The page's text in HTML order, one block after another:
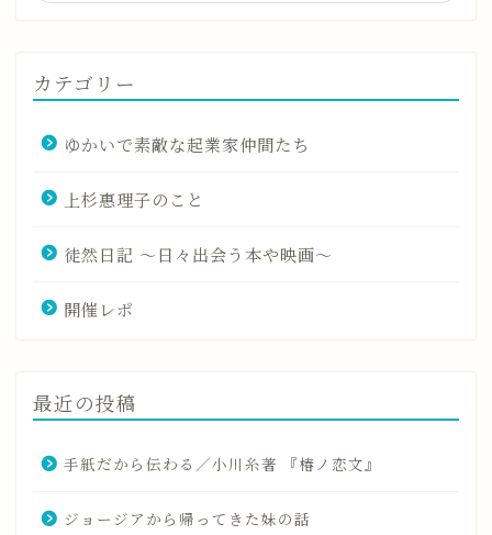
カテゴリー
ゆかいで素敵な起業家仲間たち
上杉惠理子のこと
徒然日記 〜日々出会う本や映画〜
開催レポ
最近の投稿
手紙だから伝わる／小川糸著 『椿ノ恋文』
ジョージアから帰ってきた妹の話